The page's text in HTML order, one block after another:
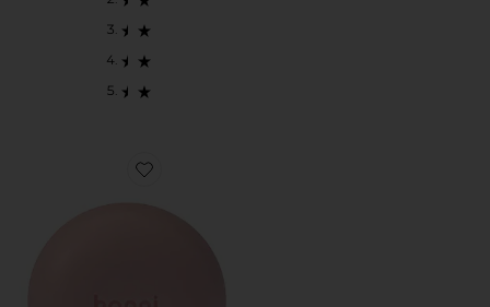
Favorite Cocoon Cleanse Solid Serum Cleanser